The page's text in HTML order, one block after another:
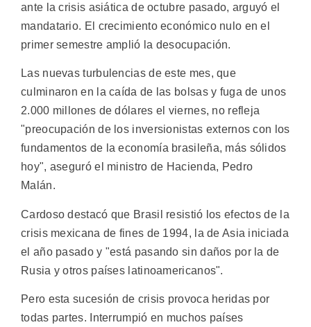
ante la crisis asiática de octubre pasado, arguyó el
mandatario. El crecimiento económico nulo en el
primer semestre amplió la desocupación.
Las nuevas turbulencias de este mes, que
culminaron en la caída de las bolsas y fuga de unos
2.000 millones de dólares el viernes, no refleja
"preocupación de los inversionistas externos con los
fundamentos de la economía brasileña, más sólidos
hoy", aseguró el ministro de Hacienda, Pedro
Malán.
Cardoso destacó que Brasil resistió los efectos de la
crisis mexicana de fines de 1994, la de Asia iniciada
el año pasado y "está pasando sin daños por la de
Rusia y otros países latinoamericanos".
Pero esta sucesión de crisis provoca heridas por
todas partes. Interrumpió en muchos países